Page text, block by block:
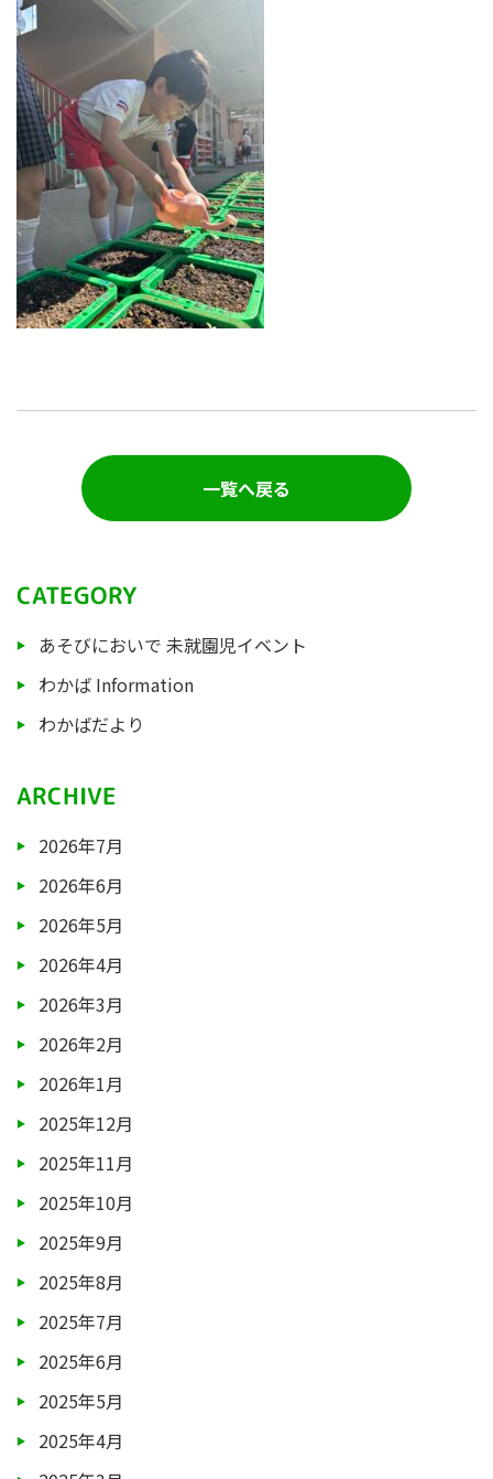
一覧へ戻る
CATEGORY
あそびにおいで 未就園児イベント
わかば Information
わかばだより
ARCHIVE
2026年7月
2026年6月
2026年5月
2026年4月
2026年3月
2026年2月
2026年1月
2025年12月
2025年11月
2025年10月
2025年9月
2025年8月
2025年7月
2025年6月
2025年5月
2025年4月